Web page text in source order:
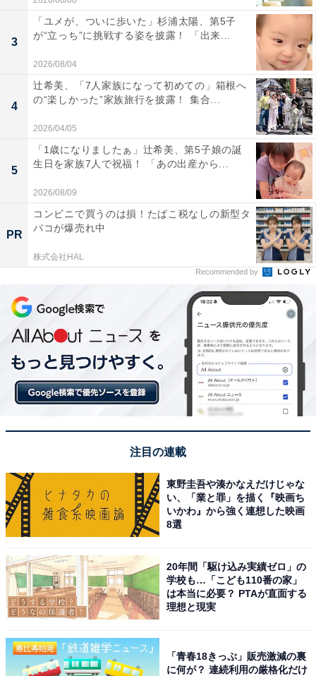
3
「ユメが、ついに歩いた」杉浦太陽、第5子
が“立っち”に挑戦する姿を披露！ 「出来...
2026/08/04
4
辻希美、「7人家族になって初めての」箱根へ
の“楽しかった”家族旅行を披露！ 集合...
2026/04/05
5
「1歳になりましたぁ」辻希美、第5子娘の誕
生日を家族7人で祝福！ 「あの出産から...
2026/08/09
PR
コンビニで買うのは損！たばこ税なしの新型タ
バコが爆売れ中
株式会社HAL
Recommended by
注目の連載
東野圭吾や湊かなえだけじゃな
い、「業と罪」を描く『映画ち
いかわ』から強く連想した映画
8選
20年間「駆け込み実績ゼロ」の
学校も…「こども110番の家」
は本当に必要？ PTAが直面する
理想と現実
「青春18きっぷ」販売激減の裏
に何が？ 連続利用の厳格化だけ